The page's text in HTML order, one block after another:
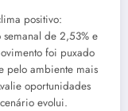
positivo:
de 2,53% e
foi puxado
pelo ambiente mais
oportunidades
evolui.